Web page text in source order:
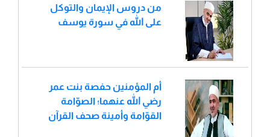
من دروس الإيمان والتوكل
على الله في سورة يوسف
أم المؤمنين حفصة بنت عمر
رضي الله عنهما؛ الصوّامة
القوّامة وأمينة صحف القرآن